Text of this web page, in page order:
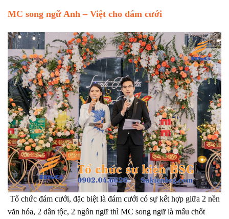
MC song ngữ Anh – Việt cho đám cưới
Tổ chức đám cưới, đặc biệt là đám cưới có sự kết hợp giữa 2 nền
văn hóa, 2 dân tộc, 2 ngôn ngữ thì MC song ngữ là mấu chốt